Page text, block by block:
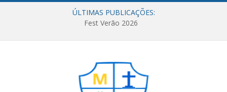
ÚLTIMAS PUBLICAÇÕES:
Fest Verão 2026